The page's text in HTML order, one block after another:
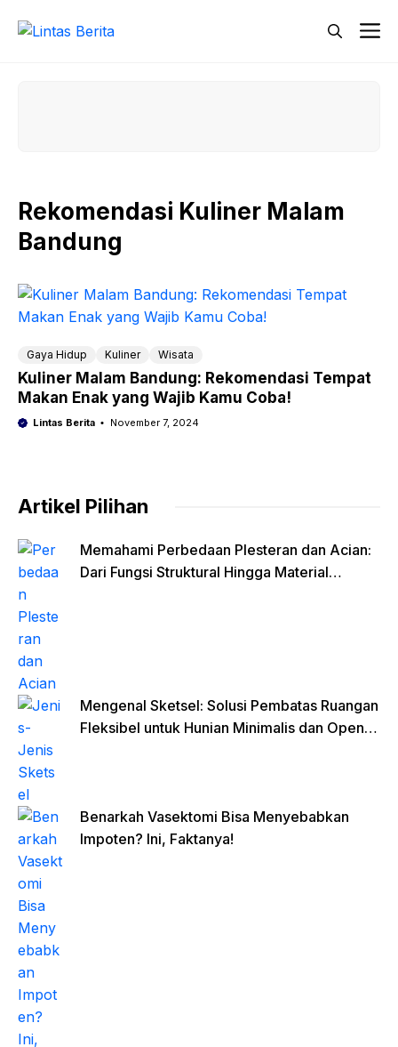
Rekomendasi Kuliner Malam
Bandung
Gaya Hidup Kuliner Wisata
Kuliner Malam Bandung: Rekomendasi Tempat
Makan Enak yang Wajib Kamu Coba!
Lintas Berita November 7, 2024
Artikel Pilihan
Memahami Perbedaan Plesteran dan Acian:
Dari Fungsi Struktural Hingga Material
Mengenal Sketsel: Solusi Pembatas Ruangan
Fleksibel untuk Hunian Minimalis dan Open
Benarkah Vasektomi Bisa Menyebabkan
Impoten? Ini, Faktanya!